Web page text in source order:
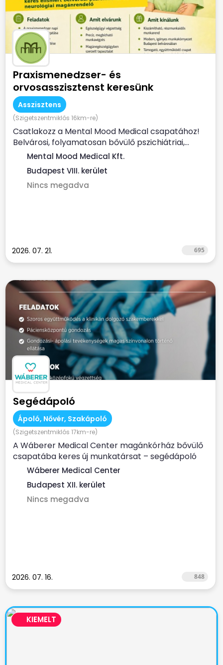
Praxismenedzser- és
orvosasszisztenst keresünk
Asszisztens
(Szigetszentmiklós 16km-re)
Csatlakozz a Mental Mood Medical csapatához!
Belvárosi, folyamatosan bővülő pszichiátriai,...
Mental Mood Medical Kft.
Budapest VIII. kerület
Nincs megadva
2026. 07. 21. 695
Segédápoló
Ápoló, Nővér, Szakápoló
(Szigetszentmiklós 17km-re)
A Wáberer Medical Center magánkórház bővülő
csapatába keres új munkatársat – segédápoló
munkakörbe! ...
Wáberer Medical Center
Budapest XII. kerület
Nincs megadva
2026. 07. 16. 848
KIEMELT